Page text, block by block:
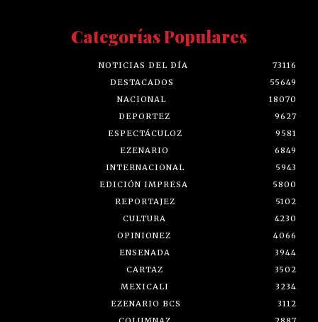
Categorías Populares
NOTICIAS DEL DÍA
73116
DESTACADOS
55649
NACIONAL
18070
DEPORTEZ
9627
ESPECTÁCULOZ
9581
EZENARIO
6849
INTERNACIONAL
5943
EDICIÓN IMPRESA
5800
REPORTAJEZ
5102
CULTURA
4230
OPINIONEZ
4066
ENSENADA
3944
CARTAZ
3502
MEXICALI
3234
EZENARIO BCS
3112